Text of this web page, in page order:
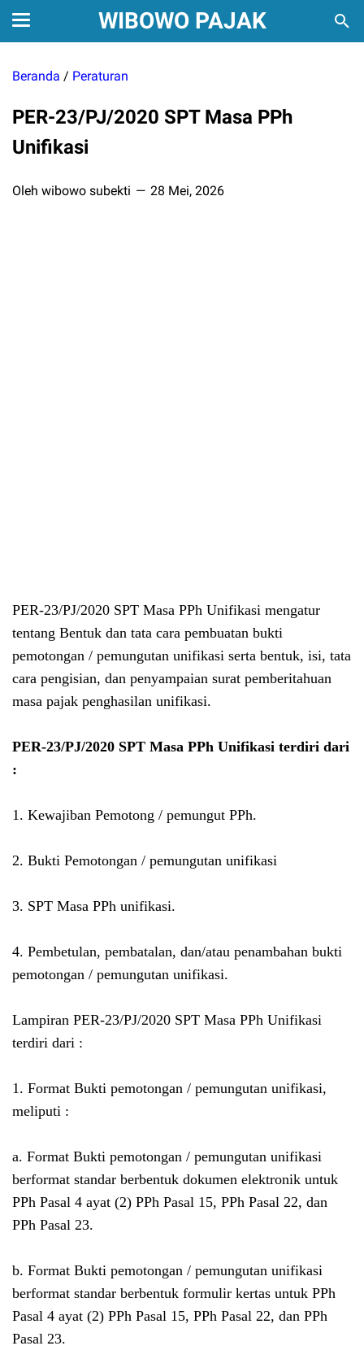
WIBOWO PAJAK
Beranda / Peraturan
PER-23/PJ/2020 SPT Masa PPh
Unifikasi
Oleh wibowo subekti 28 Mei, 2026
PER-23/PJ/2020 SPT Masa PPh Unifikasi mengatur
tentang Bentuk dan tata cara pembuatan bukti
pemotongan / pemungutan unifikasi serta bentuk, isi, tata
cara pengisian, dan penyampaian surat pemberitahuan
masa pajak penghasilan unifikasi.
PER-23/PJ/2020 SPT Masa PPh Unifikasi terdiri dari
:
1. Kewajiban Pemotong / pemungut PPh.
2. Bukti Pemotongan / pemungutan unifikasi
3. SPT Masa PPh unifikasi.
4. Pembetulan, pembatalan, dan/atau penambahan bukti
pemotongan / pemungutan unifikasi.
Lampiran PER-23/PJ/2020 SPT Masa PPh Unifikasi
terdiri dari :
1. Format Bukti pemotongan / pemungutan unifikasi,
meliputi :
a. Format Bukti pemotongan / pemungutan unifikasi
berformat standar berbentuk dokumen elektronik untuk
PPh Pasal 4 ayat (2) PPh Pasal 15, PPh Pasal 22, dan
PPh Pasal 23.
b. Format Bukti pemotongan / pemungutan unifikasi
berformat standar berbentuk formulir kertas untuk PPh
Pasal 4 ayat (2) PPh Pasal 15, PPh Pasal 22, dan PPh
Pasal 23.